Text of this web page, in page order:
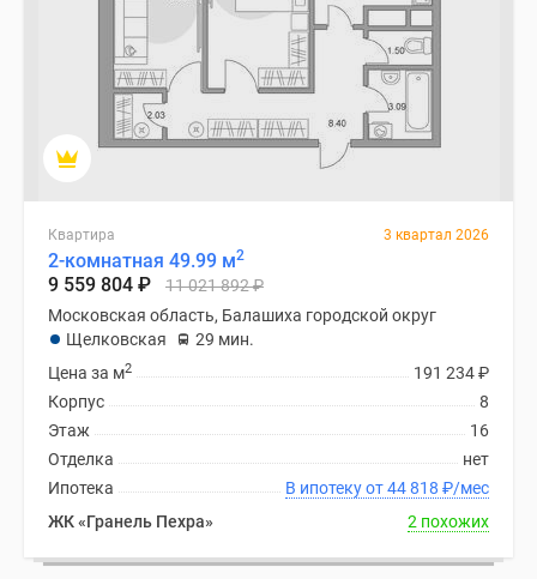
Квартира 3 квартал 2026
2-комнатная 49.99 м2
9 559 804 ₽ 11 021 892₽
Московская область, Балашиха городской округ
Щелковская
29 мин.
191 234₽
Цена за м2
8
Корпус
16
Этаж
нет
Отделка
В ипотеку от 44 818 ₽/мес
Ипотека
ЖК «Гранель Пехра»
2 похожих